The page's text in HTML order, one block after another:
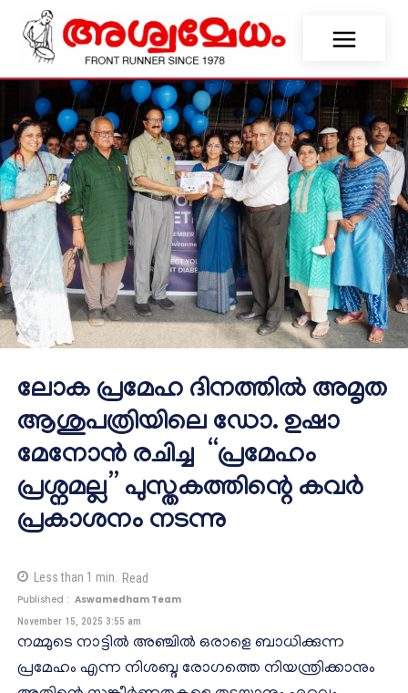
ലോക പ്രമേഹ ദിനത്തിൽ അമൃത
ആശുപത്രിയിലെ ഡോ. ഉഷാ
മേനോൻ രചിച്ച “പ്രമേഹം
പ്രശ്നമല്ല” പുസ്തകത്തിന്റെ കവർ
പ്രകാശനം നടന്നു
Less than 1 min. Read
Published : Aswamedham Team
November 15, 2025 3:55 am
നമ്മുടെ നാട്ടിൽ അഞ്ചിൽ ഒരാളെ ബാധിക്കുന്ന
പ്രമേഹം എന്ന നിശബ്ദ രോഗത്തെ നിയന്ത്രിക്കാനും